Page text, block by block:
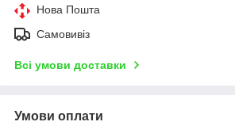
Нова Пошта
Самовивіз
Всі умови доставки
Умови оплати